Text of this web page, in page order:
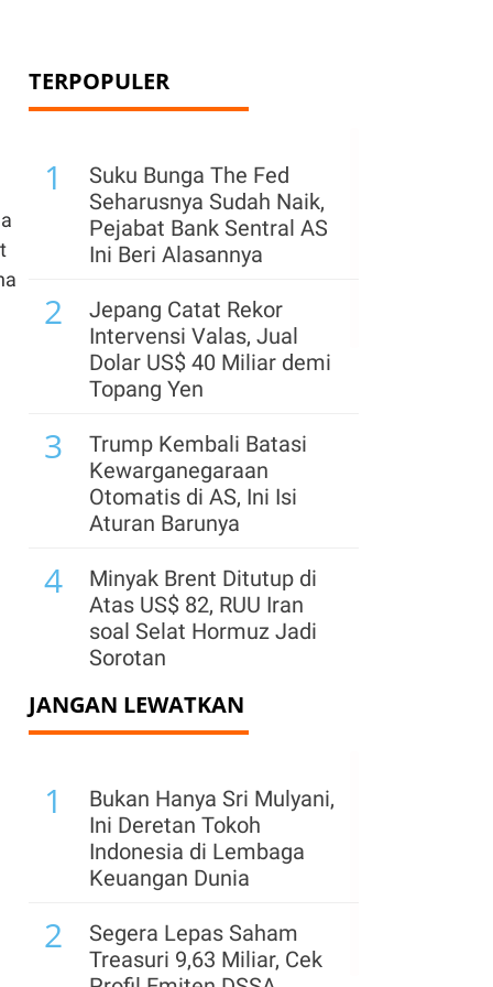
TERPOPULER
1
Suku Bunga The Fed
Seharusnya Sudah Naik,
Pejabat Bank Sentral AS
Ini Beri Alasannya
2
Jepang Catat Rekor
Intervensi Valas, Jual
Dolar US$ 40 Miliar demi
Topang Yen
3
Trump Kembali Batasi
Kewarganegaraan
Otomatis di AS, Ini Isi
Aturan Barunya
4
Minyak Brent Ditutup di
Atas US$ 82, RUU Iran
soal Selat Hormuz Jadi
Sorotan
5
Bursa Global Turun
Kamis (6/8) Jelang Data
Minyak Melonjak
Surplus Dagang China
dengan Uni Eropa dan AS
Tetap Besar pada Juli, Ini
Rinciannya
AS Terapkan Tarif 15%
JANGAN LEWATKAN
1
Bukan Hanya Sri Mulyani,
Ini Deretan Tokoh
Indonesia di Lembaga
Keuangan Dunia
2
Segera Lepas Saham
Treasuri 9,63 Miliar, Cek